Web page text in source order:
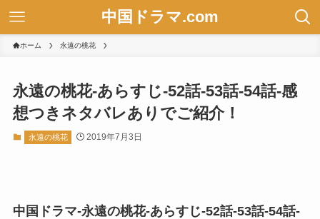
中国ドラマ.com
ホーム 永遠の桃花
永遠の桃花-あらすじ-52話-53話-54話-感
想つきネタバレありでご紹介！
永遠の桃花 2019年7月3日
中国ドラマ-永遠の桃花-あらすじ-52話-53話-54話-